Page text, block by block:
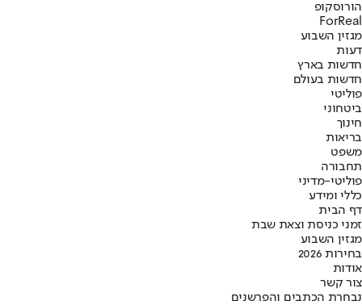
הורוסקופ
ForReal
מגזין השבוע
דעות
חדשות בארץ
חדשות בעולם
פוליטי
ביטחוני
חינוך
בריאות
משפט
תחבורה
פוליטי-מדיני
כללי ומידע
דף הבית
זמני כניסת וצאת שבת
מגזין השבוע
בחירות 2026
אודות
צור קשר
נבחרת הכתבים והפרשנים